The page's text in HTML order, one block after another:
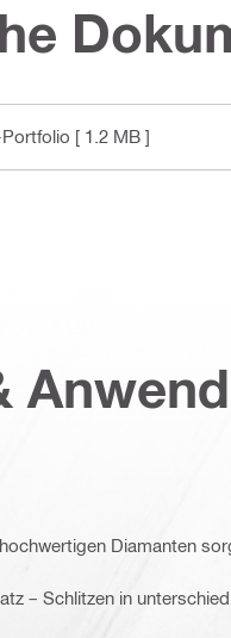
[ 1.2 MB ]
Diamanten
– Schlitzen in